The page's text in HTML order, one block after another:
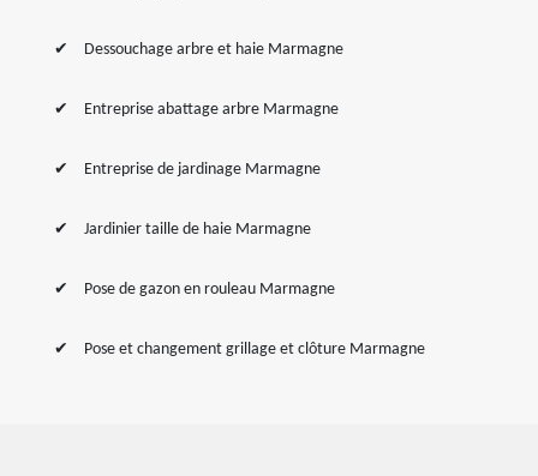
Dessouchage arbre et haie Marmagne
Entreprise abattage arbre Marmagne
Entreprise de jardinage Marmagne
Jardinier taille de haie Marmagne
Pose de gazon en rouleau Marmagne
Pose et changement grillage et clôture Marmagne